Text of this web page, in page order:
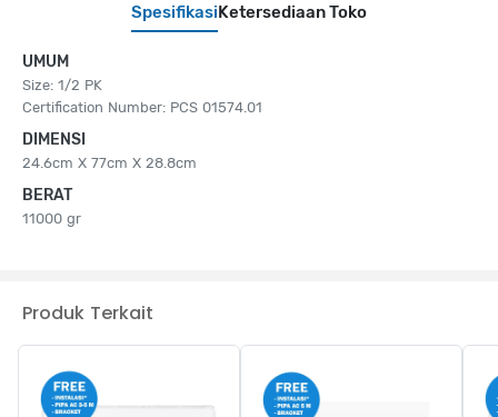
SpesifikasiKetersediaan Toko
UMUM
Size: 1/2 PK
Certification Number: PCS 01574.01
DIMENSI
24.6cm X 77cm X 28.8cm
BERAT
11000 gr
Produk Terkait